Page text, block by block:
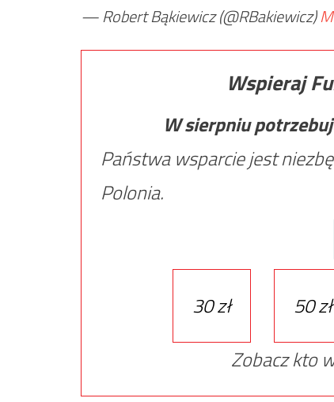
— Robert Bąkiewicz (@RBakiewicz)
Wspieraj
W sierpniu
Państwa wsparcie jest
Polonia.
30 zł 50 zł
Zobacz kto